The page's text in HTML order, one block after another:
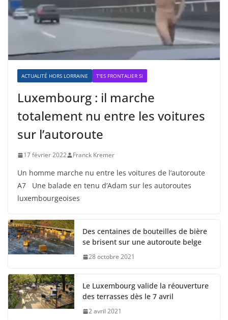
ACTUALITÉ HORS LORRAINE T'ES FRONTALIER SI
Luxembourg : il marche
totalement nu entre les voitures
sur l’autoroute
17 février 2022 Franck Kremer
Un homme marche nu entre les voitures de l’autoroute
A7 Une balade en tenu d’Adam sur les autoroutes
luxembourgeoises
Des centaines de bouteilles de bière
se brisent sur une autoroute belge
28 octobre 2021
Le Luxembourg valide la réouverture
des terrasses dès le 7 avril
2 avril 2021